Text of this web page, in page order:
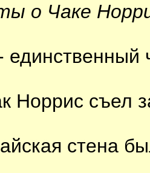
о Чаке
единственный
Норрис съел
стена